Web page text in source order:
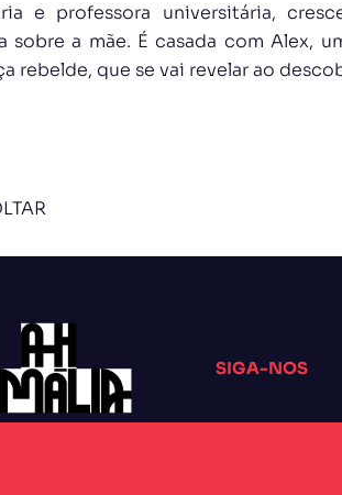
e professora universitária,
sobre a mãe. É casada com Alex,
rebelde, que se vai revelar ao
SIGA-NOS